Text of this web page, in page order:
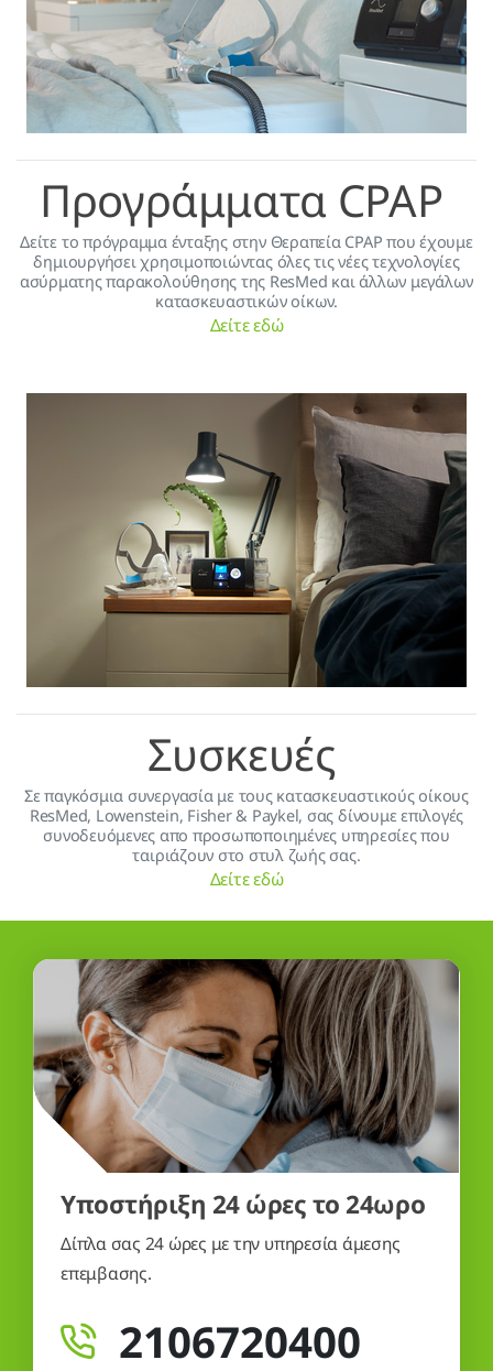
Προγράμματα CPAP
Δείτε το πρόγραμμα ένταξης στην Θεραπεία CPAP που έχουμε
δημιουργήσει χρησιμοποιώντας όλες τις νέες τεχνολογίες
ασύρματης παρακολούθησης της ResMed και άλλων μεγάλων
κατασκευαστικών οίκων.
Δείτε εδώ
Συσκευές
Σε παγκόσμια συνεργασία με τους κατασκευαστικούς οίκους
ResMed, Lowenstein, Fisher & Paykel, σας δίνουμε επιλογές
συνοδευόμενες απο προσωποποιημένες υπηρεσίες που
ταιριάζουν στο στυλ ζωής σας.
Δείτε εδώ
Υποστήριξη 24 ώρες το 24ωρο
Δίπλα σας 24 ώρες με την υπηρεσία άμεσης
επεμβασης.
2106720400